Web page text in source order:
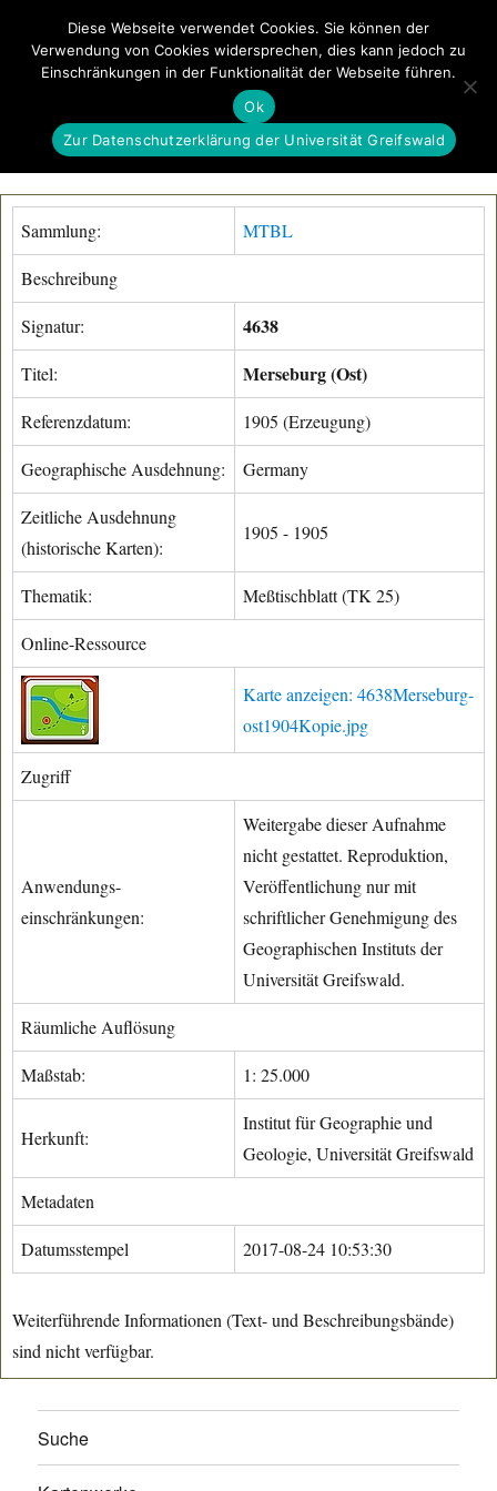
GeoGREIF MENÜ
Sammlung: MTBL
Beschreibung
Signatur: 4638
Titel: Merseburg (Ost)
Referenzdatum: 1905 (Erzeugung)
Geographische Ausdehnung: Germany
Zeitliche Ausdehnung
(historische Karten):
1905 - 1905
Thematik: Meßtischblatt (TK 25)
Online-Ressource
Karte anzeigen: 4638Merseburg-
ost1904Kopie.jpg
Zugriff
Anwendungs-
einschränkungen:
Weitergabe dieser Aufnahme
nicht gestattet. Reproduktion,
Veröffentlichung nur mit
schriftlicher Genehmigung des
Geographischen Instituts der
Universität Greifswald.
Räumliche Auflösung
Maßstab: 1: 25.000
Herkunft:
Institut für Geographie und
Geologie, Universität Greifswald
Metadaten
Datumsstempel 2017-08-24 10:53:30
Weiterführende Informationen (Text- und Beschreibungsbände)
sind nicht verfügbar.
Suche
Diese Webseite verwendet Cookies. Sie können der
Verwendung von Cookies widersprechen, dies kann jedoch zu
Einschränkungen in der Funktionalität der Webseite führen.
Ok
Zur Datenschutzerklärung der Universität Greifswald